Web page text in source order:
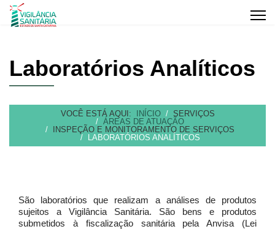
Laboratórios Analíticos
VOCÊ ESTÁ AQUI: INÍCIO
SERVIÇOS
ÁREAS DE ATUAÇÃO
INSPEÇÃO E MONITORAMENTO DE SERVIÇOS
LABORATÓRIOS ANALÍTICOS
São laboratórios que realizam a análises de produtos
sujeitos a Vigilância Sanitária. São bens e produtos
submetidos à fiscalização sanitária pela Anvisa (Lei